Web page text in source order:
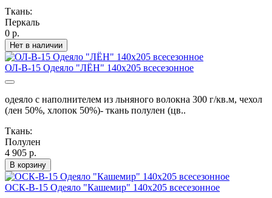
Ткань:
Перкаль
0 р.
Нет в наличии
ОЛ-В-15 Одеяло "ЛЁН" 140х205 всесезонное
одеяло с наполнителем из льняного волокна 300 г/кв.м, чехол
(лен 50%, хлопок 50%)- ткань полулен (цв..
Ткань:
Полулен
4 905 р.
В корзину
ОСК-В-15 Одеяло "Кашемир" 140х205 всесезонное